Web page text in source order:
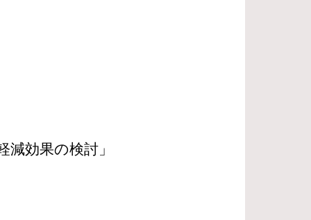
効果の検討」